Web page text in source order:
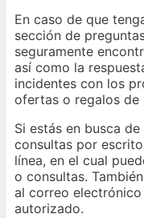
En caso de que
sección de
seguramente
así como la
incidentes con los
ofertas o regalos de
Si estás en busca
consultas por
línea, en el cual
o consultas.
al correo
autorizado.